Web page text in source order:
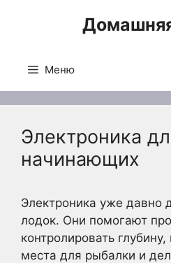
Меню
Электроника
начинающих
Электроника уже давно
лодок. Они помогают
контролировать
места для рыбалки и